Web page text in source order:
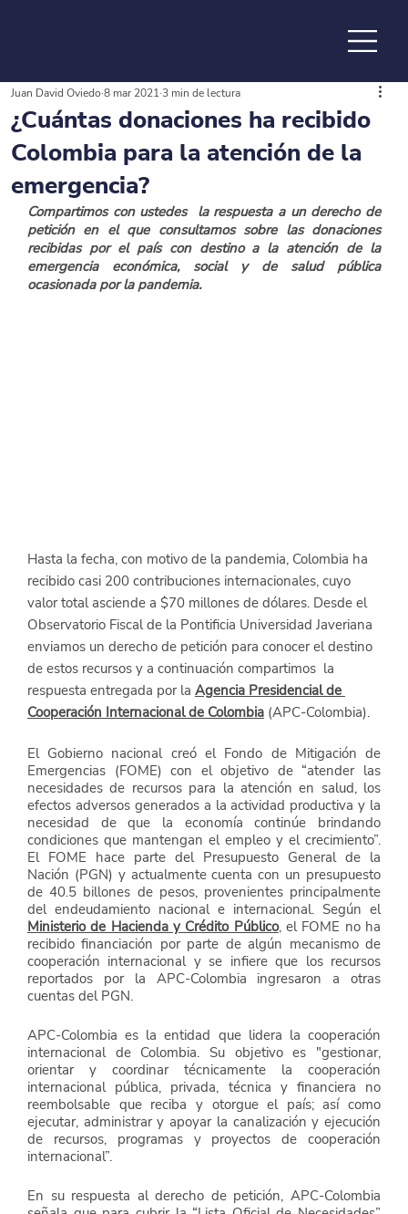
de la
¿Cuántas donaciones ha recibido
Colombia para la atención de la
emergencia?
Juan David Oviedo 8 mar 20213 min de lectura
Compartimos con ustedes  la respuesta a un derecho de
petición en el que consultamos sobre las donaciones
recibidas por el país con destino a la atención de la
emergencia económica, social y de salud pública
ocasionada por la pandemia.
Hasta la fecha, con motivo de la pandemia, Colombia ha
recibido casi 200 contribuciones internacionales, cuyo
valor total asciende a $70 millones de dólares. Desde el
Observatorio Fiscal de la Pontificia Universidad Javeriana
enviamos un derecho de petición para conocer el destino
de estos recursos y a continuación compartimos  la
respuesta entregada por la Agencia Presidencial de
Cooperación Internacional de Colombia (APC-Colombia).
El Gobierno nacional creó el Fondo de Mitigación de
Emergencias (FOME) con el objetivo de “atender las
necesidades de recursos para la atención en salud, los
efectos adversos generados a la actividad productiva y la
necesidad de que la economía continúe brindando
condiciones que mantengan el empleo y el crecimiento”.
El FOME hace parte del Presupuesto General de la
Nación (PGN) y actualmente cuenta con un presupuesto
de 40.5 billones de pesos, provenientes principalmente
del endeudamiento nacional e internacional. Según el
Ministerio de Hacienda y Crédito Público, el FOME no ha
recibido financiación por parte de algún mecanismo de
cooperación internacional y se infiere que los recursos
reportados por la APC-Colombia ingresaron a otras
cuentas del PGN.
APC-Colombia es la entidad que lidera la cooperación
internacional de Colombia. Su objetivo es "gestionar,
orientar y coordinar técnicamente la cooperación
internacional pública, privada, técnica y financiera no
reembolsable que reciba y otorgue el país; así como
ejecutar, administrar y apoyar la canalización y ejecución
de recursos, programas y proyectos de cooperación
internacional”.
En su respuesta al derecho de petición, APC-Colombia